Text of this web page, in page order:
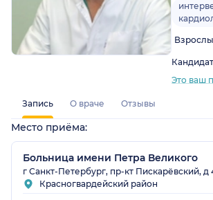
Это ваш
Запись О враче Отзывы
Место приёма:
Больница имени Петра Великого
г Санкт-Петербург, пр-кт Пискарёвский, д
Красногвардейский район